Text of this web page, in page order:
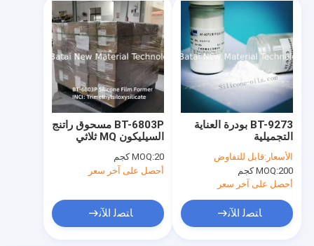
BT-6803P مسحوق راتنج
السيليكون MQ ثلاثي
| سريع الذوبان، خالٍ من
المذيبات لتركيبات تدوم
MOQ:20 كجم
أحصل على آخر سعر
ﺎﺘﺼﻟ ﺍﻶﻧ
BT-9273 بودرة العناية
التجميلية
Polymethylsilsesquioxane
بنسبة 99.9٪ نقاء
الأسعار:قابل للتفاوض
MOQ:200 كجم
أحصل على آخر سعر
ﺎﺘﺼﻟ ﺍﻶﻧ